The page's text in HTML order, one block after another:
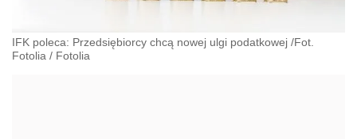
IFK poleca: Przedsiębiorcy chcą nowej ulgi podatkowej /Fot.
Fotolia / Fotolia